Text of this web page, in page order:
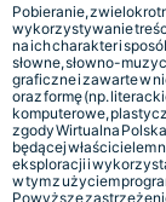
Pobieranie,
wykorzystywanie
na ich charakter i
słowne, słowno-
graficzne i zawarte w
oraz formę (np.
komputerowe,
zgody Wirtualna
będącej właścicielem
eksploracji i
w tym z użyciem
Powyższe